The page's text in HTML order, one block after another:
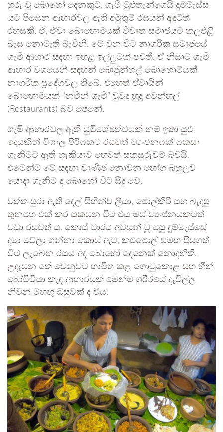
හුරු වූ බොහෝ දෙනකුට, ගැමි මුළුතැන්ගෙයි දුම්මැස්ස
යට පිසෙන ආහාරවල ඇති අමුතුම රසයන් අදටත්
රහසකි. ඒ, ඒවා බොහොමයක් විවෘත සමාජයට කලඑළි
බැස නොමැති බැවිනි. මේ වන විට නාගරික සමාජයේ
ගැමි ආහාර සඳහා ඉහළ ඉල්ලුමක් පවතී. ඒ නිසාම ගැමි
ආහාර වශයෙන් සඳහන් බොජුන්හල් බොහොමයක්
නාගරික ප්‍රදේශවල තිබේ. එහෙත් ඒවායින්
බොහොමයක් “නමින් ගැමි” වුවද හුදු අවන්හල්
(Restaurants) බව පෙනේ.
ගැමි ආහාරවල ඇති සුවිශේෂත්වයක් නම් ඉතා සුළු
දෙයකින් විශාල පිරිසකට රසවත් ව්‍යංජනයක් සකසා
ගැනීමට ඇති හැකියාව හෙවත් සකසුරුවම් බවයි.
එමෙන්ම මේ සඳහා වාණිජ නොවන භෝග බහුලව
යොදා ගැනීම ද බොහෝ විට සිදු වේ.
වත්ත පුරා ඇති දෙල් සිහින්ව ලියා, පොල්කිරි සහ බැදපු
තුනපහ එක් කර සකසන විට එය මස් ව්‍යංජනයකටත්
වඩා රසවත් ය. කොස් වාරය අවසන් වූ පසු දුම්මැස්සේ
දමා වේලා ගන්නා කොස් ඇට, කළුපොල් සමඟ පිසගත්
විට ලැබෙන රසය අද බොහෝ දෙනෙක් නොදනිති.
උදෑසන තේ වෙනුවට භාවිත කළ ගොටුකොළ සහ හීන්
බෝවිටියා කැඳ ආහාරයක් මෙන්ම ශරීරයේ දැවිල්ල
නිවන මහඟු ඔසුවක් ද විය.